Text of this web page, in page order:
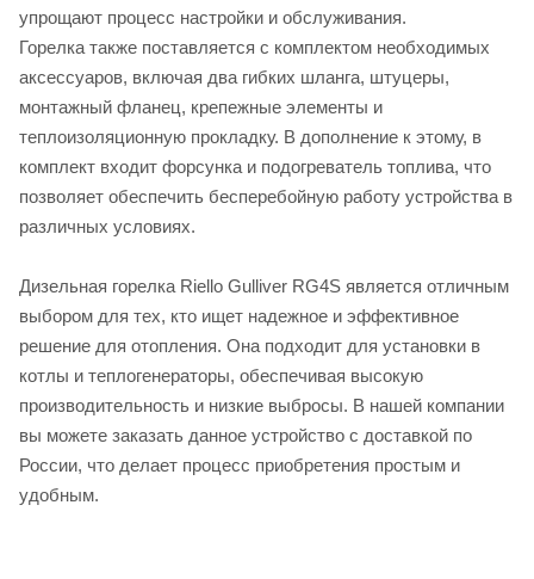
упрощают процесс настройки и обслуживания.
Горелка также поставляется с комплектом необходимых
аксессуаров, включая два гибких шланга, штуцеры,
монтажный фланец, крепежные элементы и
теплоизоляционную прокладку. В дополнение к этому, в
комплект входит форсунка и подогреватель топлива, что
позволяет обеспечить бесперебойную работу устройства в
различных условиях.
Дизельная горелка Riello Gulliver RG4S является отличным
выбором для тех, кто ищет надежное и эффективное
решение для отопления. Она подходит для установки в
котлы и теплогенераторы, обеспечивая высокую
производительность и низкие выбросы. В нашей компании
вы можете заказать данное устройство с доставкой по
России, что делает процесс приобретения простым и
удобным.